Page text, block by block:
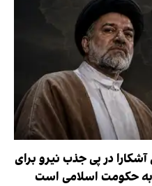
در پی جذب نیرو برای
به حکومت اسلامی است